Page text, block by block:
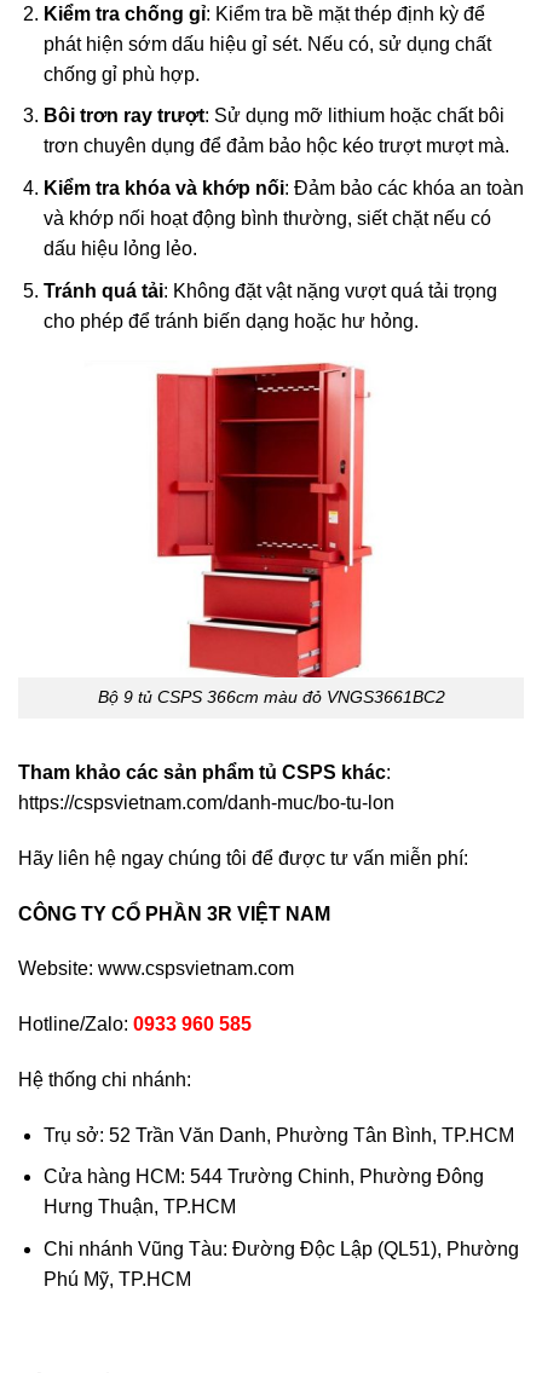
Kiểm tra chống gỉ: Kiểm tra bề mặt thép định kỳ để
phát hiện sớm dấu hiệu gỉ sét. Nếu có, sử dụng chất
chống gỉ phù hợp.
Bôi trơn ray trượt: Sử dụng mỡ lithium hoặc chất bôi
trơn chuyên dụng để đảm bảo hộc kéo trượt mượt mà.
Kiểm tra khóa và khớp nối: Đảm bảo các khóa an toàn
và khớp nối hoạt động bình thường, siết chặt nếu có
dấu hiệu lỏng lẻo.
Tránh quá tải: Không đặt vật nặng vượt quá tải trọng
cho phép để tránh biến dạng hoặc hư hỏng.
Bộ 9 tủ CSPS 366cm màu đỏ VNGS3661BC2
Tham khảo các sản phẩm tủ CSPS khác:
https://cspsvietnam.com/danh-muc/bo-tu-lon
Hãy liên hệ ngay chúng tôi để được tư vấn miễn phí:
CÔNG TY CỔ PHẦN 3R VIỆT NAM
Website: www.cspsvietnam.com
Hotline/Zalo: 0933 960 585
Hệ thống chi nhánh:
Trụ sở: 52 Trần Văn Danh, Phường Tân Bình, TP.HCM
Cửa hàng HCM: 544 Trường Chinh, Phường Đông
Hưng Thuận, TP.HCM
Chi nhánh Vũng Tàu: Đường Độc Lập (QL51), Phường
Phú Mỹ, TP.HCM